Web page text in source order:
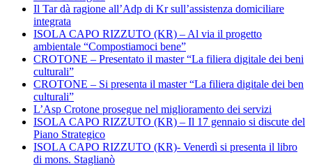
Il Tar dà ragione all’Adp di Kr sull’assistenza domiciliare
integrata
ISOLA CAPO RIZZUTO (KR) – Al via il progetto
ambientale “Compostiamoci bene”
CROTONE – Presentato il master “La filiera digitale dei beni
culturali”
CROTONE – Si presenta il master “La filiera digitale dei ben
culturali”
L’Asp Crotone prosegue nel miglioramento dei servizi
ISOLA CAPO RIZZUTO (KR) – Il 17 gennaio si discute del
Piano Strategico
ISOLA CAPO RIZZUTO (KR)- Venerdì si presenta il libro
di mons. Staglianò